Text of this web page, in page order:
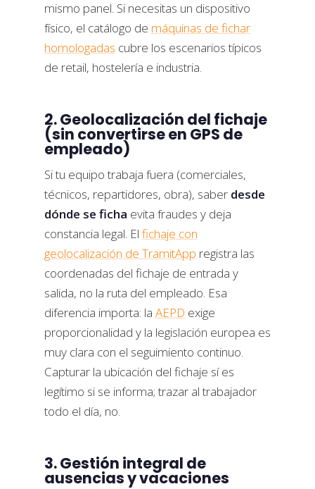
mismo panel. Si necesitas un dispositivo
físico, el catálogo de máquinas de fichar
homologadas cubre los escenarios típicos
de retail, hostelería e industria.
2. Geolocalización del fichaje
(sin convertirse en GPS de
empleado)
Si tu equipo trabaja fuera (comerciales,
técnicos, repartidores, obra), saber desde
dónde se ficha evita fraudes y deja
constancia legal. El fichaje con
geolocalización de TramitApp registra las
coordenadas del fichaje de entrada y
salida, no la ruta del empleado. Esa
diferencia importa: la AEPD exige
proporcionalidad y la legislación europea es
muy clara con el seguimiento continuo.
Capturar la ubicación del fichaje sí es
legítimo si se informa; trazar al trabajador
todo el día, no.
3. Gestión integral de
ausencias y vacaciones